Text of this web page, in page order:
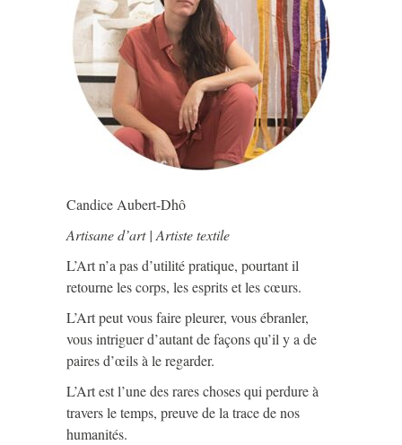
Candice Aubert-Dhô
Artisane d’art | Artiste textile
L’Art n’a pas d’utilité pratique, pourtant il
retourne les corps, les esprits et les cœurs.
L’Art peut vous faire pleurer, vous ébranler,
vous intriguer d’autant de façons qu’il y a de
paires d’œils à le regarder.
L’Art est l’une des rares choses qui perdure à
travers le temps, preuve de la trace de nos
humanités.